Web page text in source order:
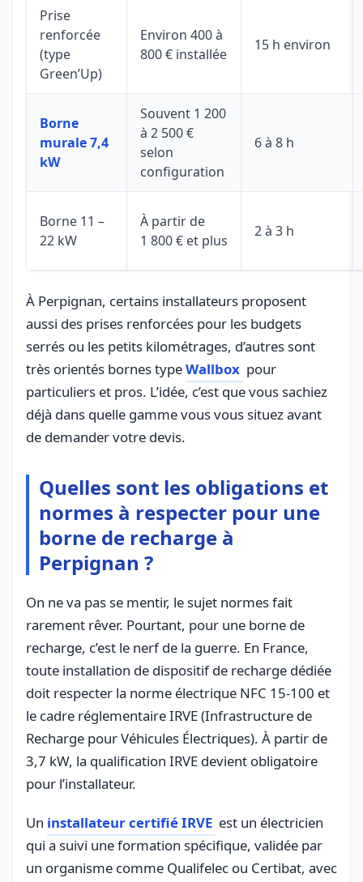
Prise
renforcée
(type
Green’Up)
Environ 400 à
800 € installée
15 h environ
Borne
murale 7,4
kW
Souvent 1 200
à 2 500 €
selon
configuration
6 à 8 h
Borne 11 –
22 kW
À partir de
1 800 € et plus
2 à 3 h
À Perpignan, certains installateurs proposent
aussi des prises renforcées pour les budgets
serrés ou les petits kilométrages, d’autres sont
très orientés bornes typeWallbox pour
particuliers et pros. L’idée, c’est que vous sachiez
déjà dans quelle gamme vous vous situez avant
de demander votre devis.
Quelles sont les obligations et
normes à respecter pour une
borne de recharge à
Perpignan ?
On ne va pas se mentir, le sujet normes fait
rarement rêver. Pourtant, pour une borne de
recharge, c’est le nerf de la guerre. En France,
toute installation de dispositif de recharge dédiée
doit respecter la norme électrique NFC 15-100 et
le cadre réglementaire IRVE (Infrastructure de
Recharge pour Véhicules Électriques). À partir de
3,7 kW, la qualification IRVE devient obligatoire
pour l’installateur.
Un installateur certifié IRVE est un électricien
qui a suivi une formation spécifique, validée par
un organisme comme Qualifelec ou Certibat, avec